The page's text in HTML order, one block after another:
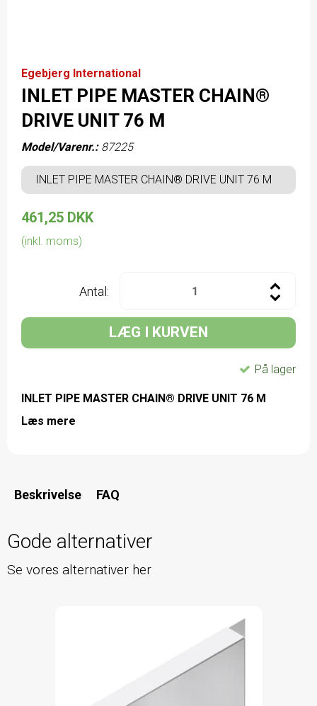
Egebjerg International
INLET PIPE MASTER CHAIN®
DRIVE UNIT 76 M
Model/Varenr.: 87225
INLET PIPE MASTER CHAIN® DRIVE UNIT 76 M
461,25 DKK
(inkl. moms)
Antal:
LÆG I KURVEN
På lager
INLET PIPE MASTER CHAIN® DRIVE UNIT 76 M
Læs mere
Beskrivelse FAQ
Gode alternativer
Se vores alternativer her